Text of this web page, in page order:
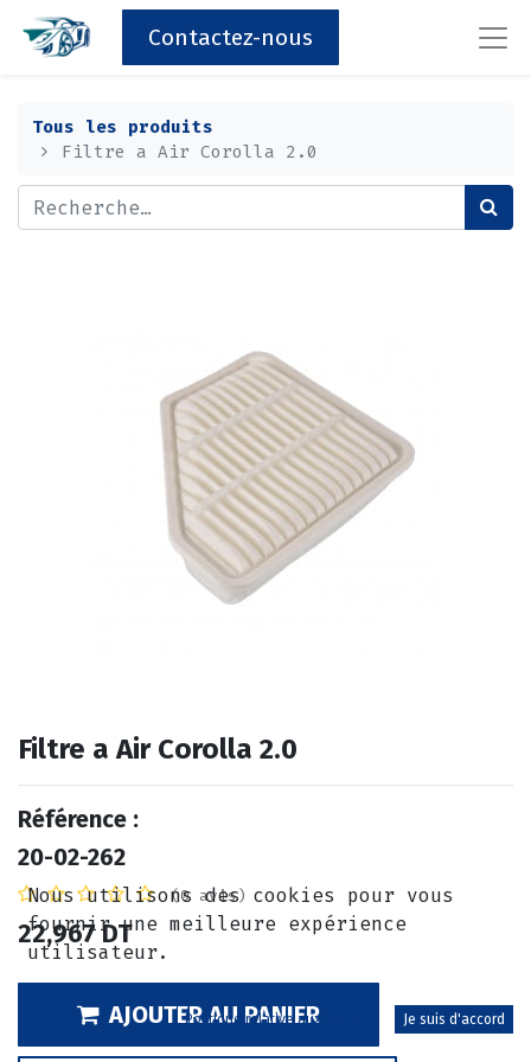
Contactez-nous
Tous les produits
Filtre a Air Corolla 2.0
Filtre a Air Corolla 2.0
Référence :
20-02-262
(0 avis)
22,967DT
AJOUTER AU PANIER
Nous utilisons des cookies pour vous
fournir une meilleure expérience
utilisateur.
Politique relative aux cookies Je suis d'accord